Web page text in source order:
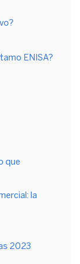
ENISA?
que
la
2023